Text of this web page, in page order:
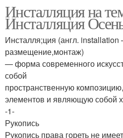
Инсталляция на
Инсталляция
Инсталля;ция (англ. installation
размещение,монтаж)
— форма современного
собой
пространственную
элементов и являющую собой
-1-
Рукопись
Рукопись права гореть не